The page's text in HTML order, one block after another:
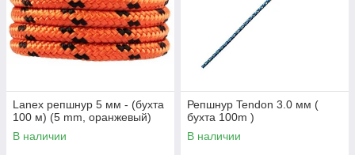
Lanex репшнур 5 мм - (бухта
100 м) (5 mm, оранжевый)
В наличии
Репшнур Tendon 3.0 мм (
бухта 100m )
В наличии